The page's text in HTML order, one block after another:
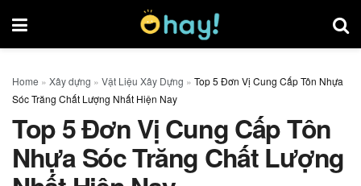
Home » Xây dựng » Vật Liệu Xây Dựng » Top 5 Đơn Vị Cung Cấp Tôn Nhựa
Sóc Trăng Chất Lượng Nhất Hiện Nay
Top 5 Đơn Vị Cung Cấp Tôn
Nhựa Sóc Trăng Chất Lượng